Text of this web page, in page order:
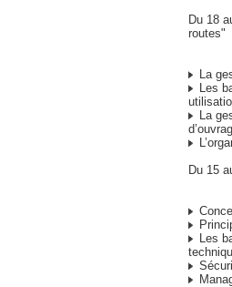
Du 18
routes"
La
Les
La
Du 15
Les